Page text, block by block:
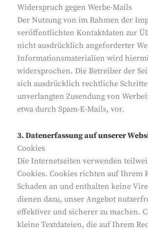
Widerspruch gegen Werbe-Mails
Der Nutzung von im Rahmen der
veröffentlichten Kontaktdaten zur
nicht ausdrücklich angeforderter
Informationsmaterialien wird
widersprochen. Die Betreiber der
sich ausdrücklich rechtliche
unverlangten Zusendung von
etwa durch Spam-E-Mails, vor.
3. Datenerfassung auf unserer
Cookies
Die Internetseiten verwenden
Cookies. Cookies richten auf Ihrem
Schaden an und enthalten keine
dienen dazu, unser Angebot
effektiver und sicherer zu machen.
kleine Textdateien, die auf Ihrem